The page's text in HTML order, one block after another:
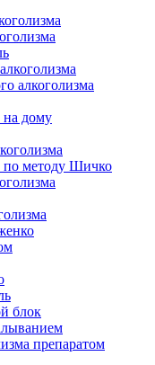
алкоголизма
на дому
по методу Шичко
блок
препаратом